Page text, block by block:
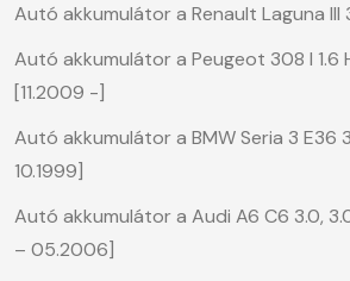
Autó akkumulátor a Renault Laguna
Autó akkumulátor a Peugeot 308 I 1.6
[11.2009 -]
Autó akkumulátor a BMW Seria 3 E36
10.1999]
Autó akkumulátor a Audi A6 C6 3.0,
– 05.2006]